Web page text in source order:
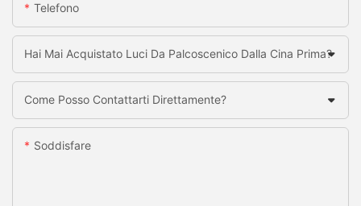
Telefono
Hai Mai Acquistato Luci Da Palcoscenico Dalla Cina Prima?
Come Posso Contattarti Direttamente?
Soddisfare